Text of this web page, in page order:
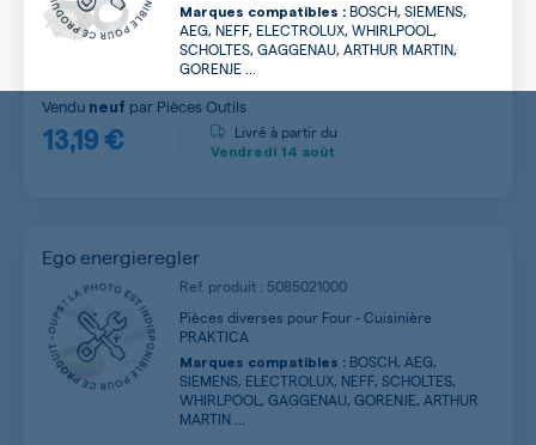
Marques compatibles : BOSCH, SIEMENS,
AEG, NEFF, ELECTROLUX, WHIRLPOOL,
SCHOLTES, GAGGENAU, ARTHUR MARTIN,
GORENJE ...
13,19 €
Vendu neuf par Pièces Outils
Livré à partir du
Vendredi 14 août
Ego energieregler
Ref. produit : 5085021000
Pièces diverses pour Four - Cuisinière
PRAKTICA
Marques compatibles : BOSCH, AEG,
SIEMENS, ELECTROLUX, NEFF, SCHOLTES,
WHIRLPOOL, GAGGENAU, GORENJE, ARTHUR
MARTIN ...